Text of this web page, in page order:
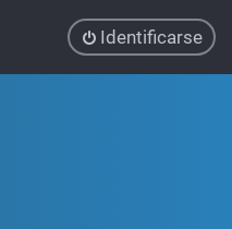
Identificarse